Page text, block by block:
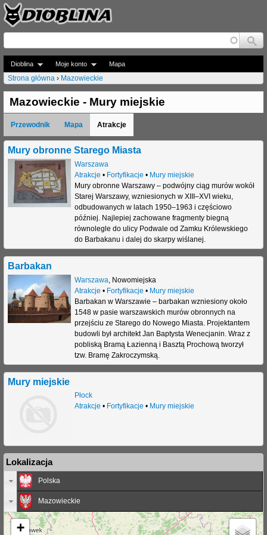
Jump to navigation
Dioblina Moje konto Mapa
J
e
s
t
t
a
Strona główna › Mazowieckie
Mazowieckie - Mury miejskie
Przewodnik Mapa Atrakcje
Mury obronne Starego Miasta
Warszawa
Atrakcje • Fortyfikacje • Mury miejskie
Mury obronne Warszawy – podwójny ciąg murów wokół
Starej Warszawy, wzniesionych w XIII–XVI wieku,
odbudowanych w latach 1950–1963 i częściowo
później. Najlepiej zachowane fragmenty biegną
równolegle do ulicy Podwale od Zamku Królewskiego
do Barbakanu i dalej do skarpy wiślanej.
Barbakan
Warszawa Nowomiejska
Atrakcje • Fortyfikacje • Mury miejskie
Barbakan w Warszawie – barbakan wzniesiony około
1548 w pasie warszawskich murów obronnych na
przejściu ze Starego do Nowego Miasta. Projektantem
budowli był architekt Jan Baptysta Wenecjanin. Wraz z
pobliską Bramą Łazienną i Basztą Prochową tworzył
tzw. Bramę Zakroczymską.
Mury miejskie
Płock
Atrakcje • Fortyfikacje • Mury miejskie
Lokalizacja
Polska
Mazowieckie
+